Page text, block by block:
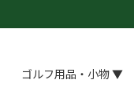
ゴルフ用品・小物 ▼